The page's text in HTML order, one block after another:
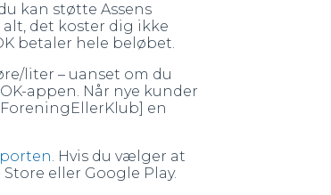
kan støtte Assens
det koster dig ikke
betaler hele beløbet.
liter – uanset om du
appen. Når nye kunder
en
. Hvis du vælger at
eller Google Play.